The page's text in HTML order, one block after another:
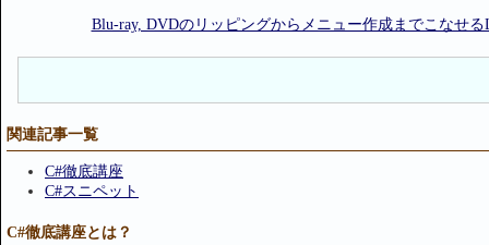
Blu-ray, DVDのリッピングからメニュー作成までこなせる
関連記事一覧
C#徹底講座
C#スニペット
C#徹底講座とは？